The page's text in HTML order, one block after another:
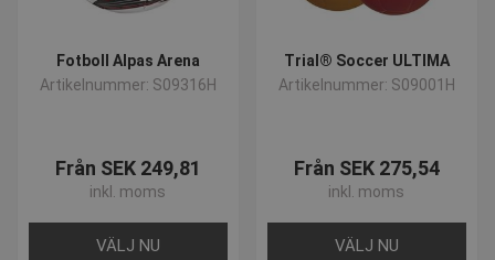
Fotboll Alpas Arena
Artikelnummer: S09316H
Från SEK 249,81
inkl. moms
VÄLJ NU
Trial® Soccer ULTIMA
Artikelnummer: S09001H
Från SEK 275,54
inkl. moms
VÄLJ NU